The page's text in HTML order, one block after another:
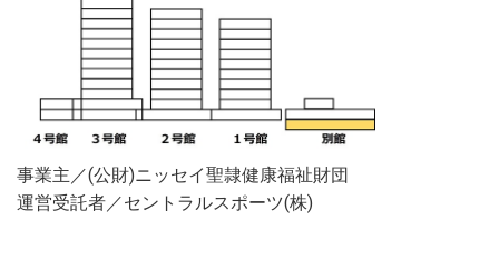
事業主／(公財)ニッセイ聖隷健康福祉財団
運営受託者／セントラルスポーツ(株)